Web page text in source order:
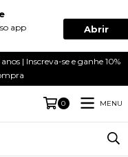
app Abrir
| Inscreva-se e ganhe 10%
0 MENU